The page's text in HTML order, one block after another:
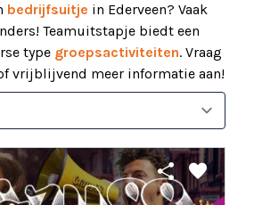
bedrijfsuitje in Ederveen? Vaak
Teamuitstapje biedt een
type groepsactiviteiten. Vraag
vrijblijvend meer informatie aan!
share favorite